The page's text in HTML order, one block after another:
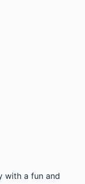
with a fun and